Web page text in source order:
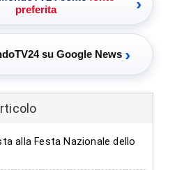
preferita
su Google News ›
alla Festa Nazionale dello